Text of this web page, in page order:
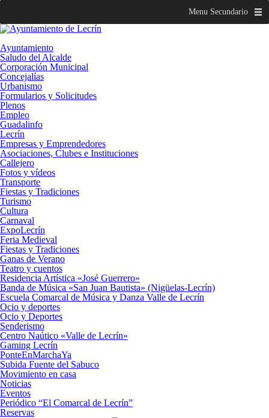
Menu Secundario
Ayuntamiento
Saludo del Alcalde
Corporación Municipal
Concejalías
Urbanismo
Formularios y Solicitudes
Plenos
Empleo
Guadalinfo
Lecrín
Empresas y Emprendedores
Asociaciones, Clubes e Instituciones
Callejero
Fotos y vídeos
Transporte
Fiestas y Tradiciones
Turismo
Cultura
Carnaval
ExpoLecrín
Feria Medieval
Fiestas y Tradiciones
Ganas de Verano
Teatro y cuentos
Residencia Artística «José Guerrero»
Banda de Música «San Juan Bautista» (Nigüelas-Lecrín)
Escuela Comarcal de Música y Danza Valle de Lecrín
Ocio y deportes
Ocio y Deportes
Senderismo
Centro Naútico «Valle de Lecrín»
Gaming Lecrín
PonteEnMarchaYa
Subida Fuente del Sabuco
Movimiento en casa
Noticias
Eventos
Periódico “El Comarcal de Lecrín”
Reservas